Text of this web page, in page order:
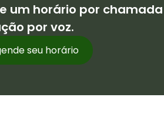
um horário por
por voz.
seu horário